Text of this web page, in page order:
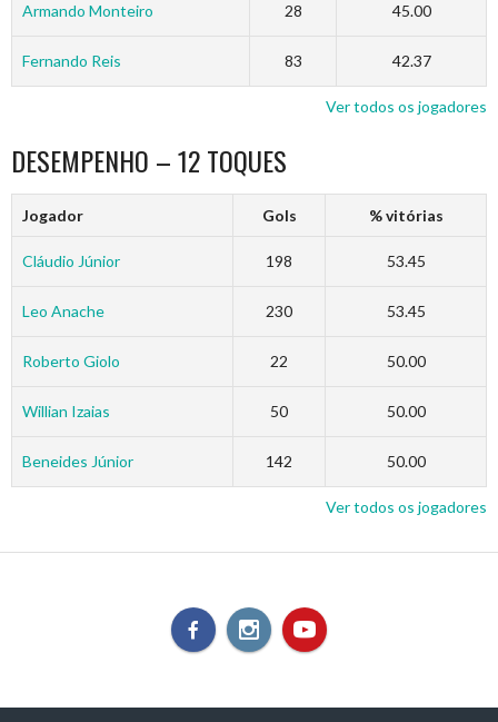
Armando Monteiro 28 45.00
Fernando Reis 83 42.37
Ver todos os jogadores
DESEMPENHO – 12 TOQUES
Jogador Gols % vitórias
Cláudio Júnior 198 53.45
Leo Anache 230 53.45
Roberto Giolo 22 50.00
Willian Izaias 50 50.00
Beneides Júnior 142 50.00
Ver todos os jogadores